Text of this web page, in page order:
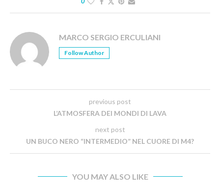
MARCO SERGIO ERCULIANI
Follow Author
previous post
L’ATMOSFERA DEI MONDI DI LAVA
next post
UN BUCO NERO “INTERMEDIO” NEL CUORE DI M4?
YOU MAY ALSO LIKE